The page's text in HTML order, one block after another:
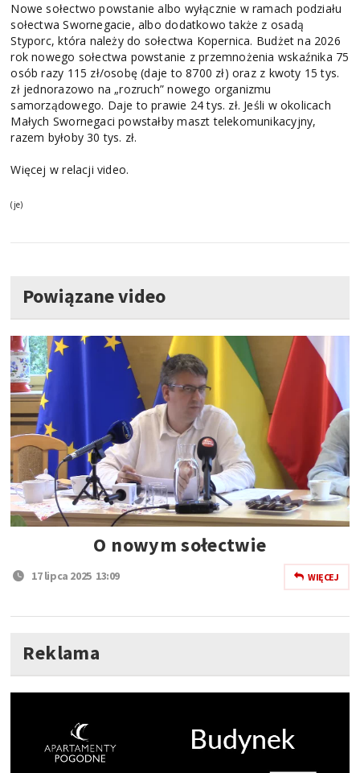
Nowe sołectwo powstanie albo wyłącznie w ramach podziału
sołectwa Swornegacie, albo dodatkowo także z osadą
Styporc, która należy do sołectwa Kopernica. Budżet na 2026
rok nowego sołectwa powstanie z przemnożenia wskaźnika 75
osób razy 115 zł/osobę (daje to 8700 zł) oraz z kwoty 15 tys.
zł jednorazowo na „rozruch” nowego organizmu
samorządowego. Daje to prawie 24 tys. zł. Jeśli w okolicach
Małych Swornegaci powstałby maszt telekomunikacyjny,
razem byłoby 30 tys. zł.
Więcej w relacji video.
(je)
Powiązane video
O nowym sołectwie
17 lipca 2025 13:09 WIĘCEJ
Reklama